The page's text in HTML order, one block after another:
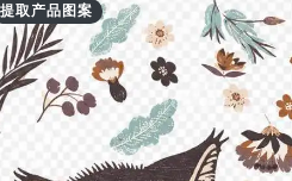
提取产品图案